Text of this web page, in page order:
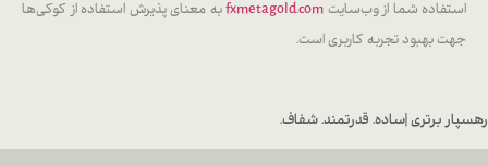
استفاده شما از وب‌سایت fxmetagold.comبه معنای پذیرش استفاده از کوکی‌ها
جهت بهبود تجربه کاربری است.
رهسپار برتری | ساده. قدرتمند. شفاف.